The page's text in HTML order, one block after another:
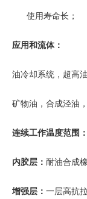
使用寿命长；
应用和流体：
油冷却系统，超高
矿物油，合成泾油
连续工作温度范围：
内胶层： 耐油合成
增强层： 一层高抗